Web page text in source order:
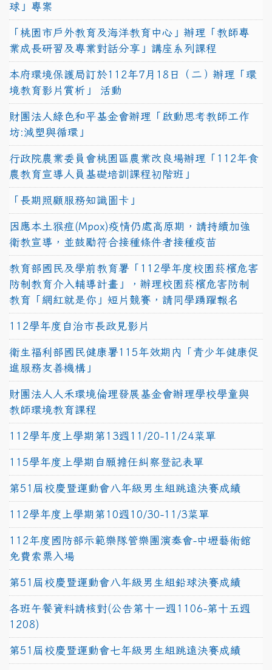
球」專案
「桃園市戶外教育及海洋教育中心」辦理「教師專
業成長研習及專業對話分享」講座系列課程
本府環境保護局訂於112年7月18日（二）辦理「環
境教育影片賞析」 活動
財團法人綠色和平基金會辦理「啟動思考教師工作
坊:減塑與循環」
行政院農業委員會桃園區農業改良場辦理「112年食
農教育宣導人員基礎培訓課程初階班」
「長期照顧服務知識圖卡」
因應本土猴痘(Mpox)疫情仍處高原期，請持續加強
衛教宣導，並鼓勵符合接種條件者接種疫苗
教育部國民及學前教育署「112學年度校園菸檳危害
防制教育介入輔導計畫」，辦理校園菸檳危害防制
教育「網紅就是你」短片競賽，請同學踴躍報名
112學年度自治市長政見影片
衛生福利部國民健康署115年效期內「青少年健康促
進服務友善機構」
財團法人人禾環境倫理發展基金會辦理學校學童與
教師環境教育課程
112學年度上學期第13週11/20-11/24菜單
115學年度上學期自願擔任糾察登記表單
第51屆校慶暨運動會八年級男生組跳遠決賽成績
112學年度上學期第10週10/30-11/3菜單
112年度國防部示範樂隊管樂團演奏會-中壢藝術館
免費索票入場
第51屆校慶暨運動會八年級男生組鉛球決賽成績
各班午餐資料請核對(公告第十一週1106-第十五週
1208)
第51屆校慶暨運動會七年級男生組跳遠決賽成績